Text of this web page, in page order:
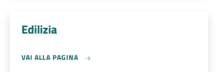
Edilizia
VAI ALLA PAGINA